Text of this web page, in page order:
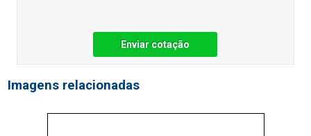
Enviar cotação
Imagens relacionadas